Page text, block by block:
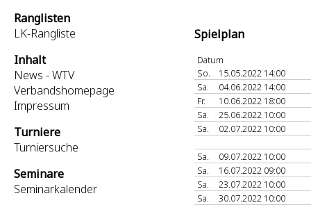
Ranglisten
LK-Rangliste
Inhalt
News - WTV
Verbandshomepage
Impressum
Turniere
Turniersuche
Seminare
Seminarkalender
Spielplan
Datum
So.
15.05.2022 14:00
Sa.
04.06.2022 14:00
Fr.
10.06.2022 18:00
Sa.
25.06.2022 10:00
Sa.
02.07.2022 10:00
Sa.
09.07.2022 10:00
Sa.
16.07.2022 09:00
Sa.
23.07.2022 10:00
Sa.
30.07.2022 10:00